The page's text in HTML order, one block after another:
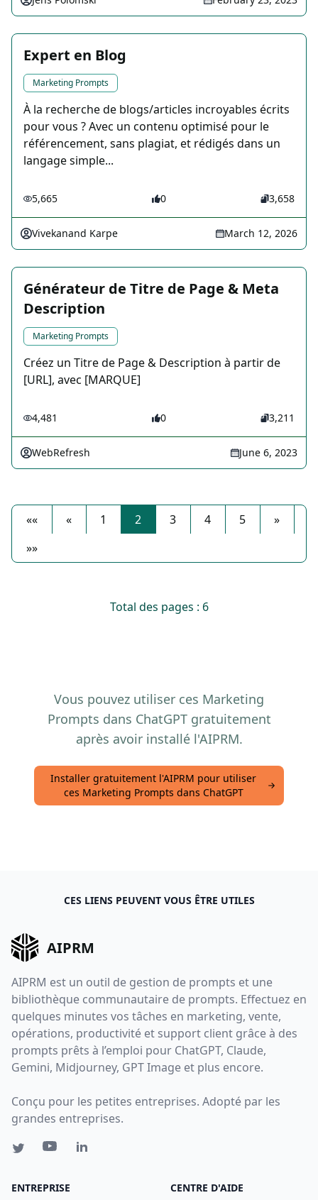
Expert en Blog
Marketing Prompts
À la recherche de blogs/articles incroyables écrits
pour vous ? Avec un contenu optimisé pour le
référencement, sans plagiat, et rédigés dans un
langage simple...
5,665 0 3,658
Vivekanand Karpe March 12, 2026
Générateur de Titre de Page & Meta
Description
Marketing Prompts
Créez un Titre de Page & Description à partir de
[URL], avec [MARQUE]
4,481 0 3,211
WebRefresh June 6, 2023
«« « 1 2 3 4 5
»
»»
Total des pages : 6
Vous pouvez utiliser ces Marketing
Prompts dans ChatGPT gratuitement
après avoir installé l'AIPRM.
Installer gratuitement l'AIPRM pour utiliser
ces Marketing Prompts dans ChatGPT
CES LIENS PEUVENT VOUS ÊTRE UTILES
AIPRM
AIPRM est un outil de gestion de prompts et une
bibliothèque communautaire de prompts. Effectuez en
quelques minutes vos tâches en marketing, vente,
opérations, productivité et support client grâce à des
prompts prêts à l’emploi pour ChatGPT, Claude,
Gemini, Midjourney, GPT Image et plus encore.
Conçu pour les petites entreprises. Adopté par les
grandes entreprises.
ENTREPRISE CENTRE D'AIDE